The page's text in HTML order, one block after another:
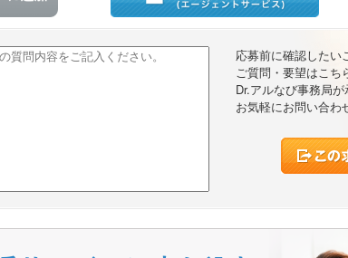
応募前に確認したい
ご質問・要望はこち
Dr.アルなび事務局が
お気軽にお問い合わ